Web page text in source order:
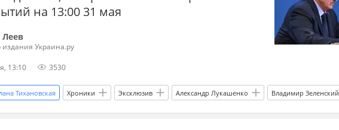
на 13:00 31 мая
Леев
издания Украина.ру
13:10 3530
Тихановская Хроники Эксклюзив Александр Лукашенко Владимир Зеленский
силы Украины Украина Белоруссия Россия Украина.ру